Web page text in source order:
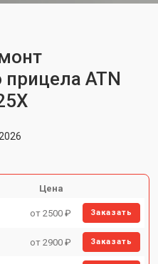
ATN
Цена
от 2500 ₽ Заказать
от 2900 ₽ Заказать